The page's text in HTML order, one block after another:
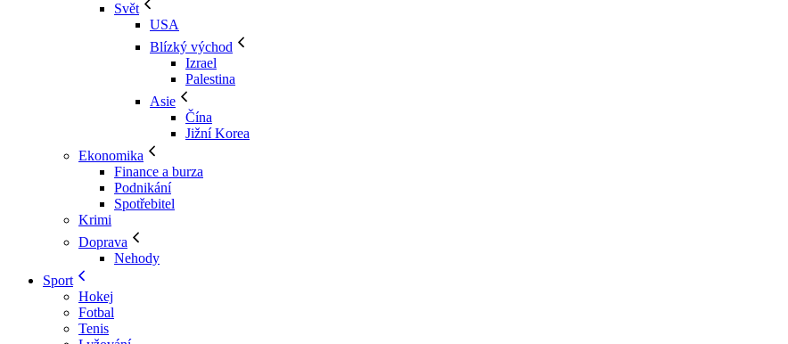
Svět
USA
Blízký východ
Izrael
Palestina
Asie
Čína
Jižní Korea
Ekonomika
Finance a burza
Podnikání
Spotřebitel
Krimi
Doprava
Nehody
Sport
Hokej
Fotbal
Tenis